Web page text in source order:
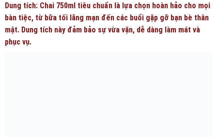
Dung tích: Chai 750ml tiêu chuẩn là lựa chọn hoàn hảo cho mọi
bàn tiệc, từ bữa tối lãng mạn đến các buổi gặp gỡ bạn bè thân
mật. Dung tích này đảm bảo sự vừa vặn, dễ dàng làm mát và
phục vụ.